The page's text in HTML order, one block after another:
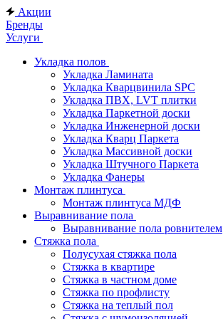
Акции
Бренды
Услуги
Укладка полов
Укладка Ламината
Укладка Кварцвинила SPC
Укладка ПВХ, LVT плитки
Укладка Паркетной доски
Укладка Инженерной доски
Укладка Кварц Паркета
Укладка Массивной доски
Укладка Штучного Паркета
Укладка Фанеры
Монтаж плинтуса
Монтаж плинтуса МДФ
Выравнивание пола
Выравнивание пола ровнителем
Стяжка пола
Полусухая стяжка пола
Стяжка в квартире
Стяжка в частном доме
Стяжка по профлисту
Стяжка на теплый пол